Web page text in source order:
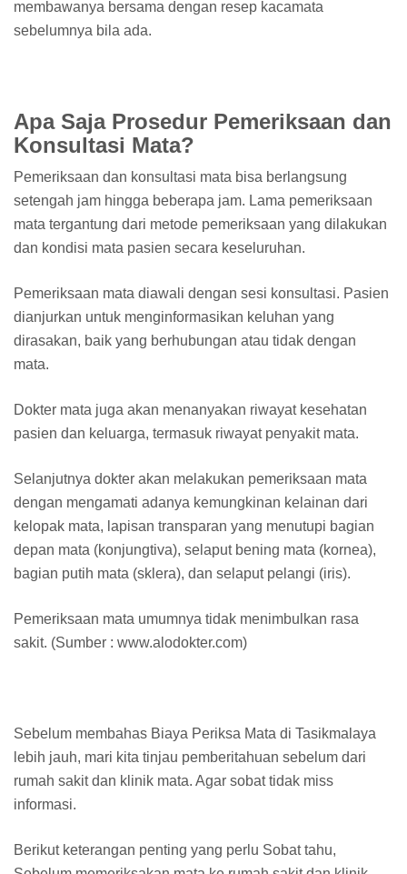
membawanya bersama dengan resep kacamata
sebelumnya bila ada.
Apa Saja Prosedur Pemeriksaan dan
Konsultasi Mata?
Pemeriksaan dan konsultasi mata bisa berlangsung
setengah jam hingga beberapa jam. Lama pemeriksaan
mata tergantung dari metode pemeriksaan yang dilakukan
dan kondisi mata pasien secara keseluruhan.
Pemeriksaan mata diawali dengan sesi konsultasi. Pasien
dianjurkan untuk menginformasikan keluhan yang
dirasakan, baik yang berhubungan atau tidak dengan
mata.
Dokter mata juga akan menanyakan riwayat kesehatan
pasien dan keluarga, termasuk riwayat penyakit mata.
Selanjutnya dokter akan melakukan pemeriksaan mata
dengan mengamati adanya kemungkinan kelainan dari
kelopak mata, lapisan transparan yang menutupi bagian
depan mata (konjungtiva), selaput bening mata (kornea),
bagian putih mata (sklera), dan selaput pelangi (iris).
Pemeriksaan mata umumnya tidak menimbulkan rasa
sakit. (Sumber : www.alodokter.com)
Sebelum membahas Biaya Periksa Mata di Tasikmalaya
lebih jauh, mari kita tinjau pemberitahuan sebelum dari
rumah sakit dan klinik mata. Agar sobat tidak miss
informasi.
Berikut keterangan penting yang perlu Sobat tahu,